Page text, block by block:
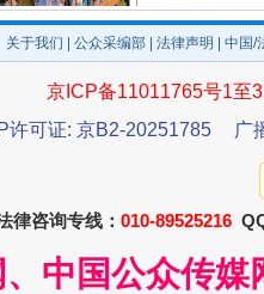
关于我们 公众采编部 法律声明 | 中国
京ICP备11011765号1至
许可证: 京B2-20251785
广
律咨询专线： 010-89525216
中国公众传